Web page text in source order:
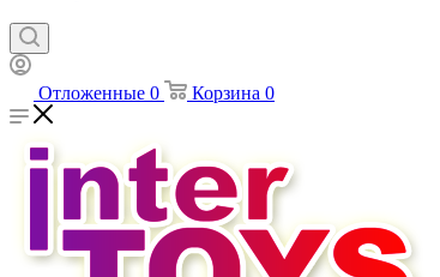
Отложенные 0 Корзина 0